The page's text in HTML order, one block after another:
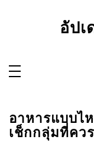
อัป
อาหารแบบไ
เช็กกลุ่มที่คว